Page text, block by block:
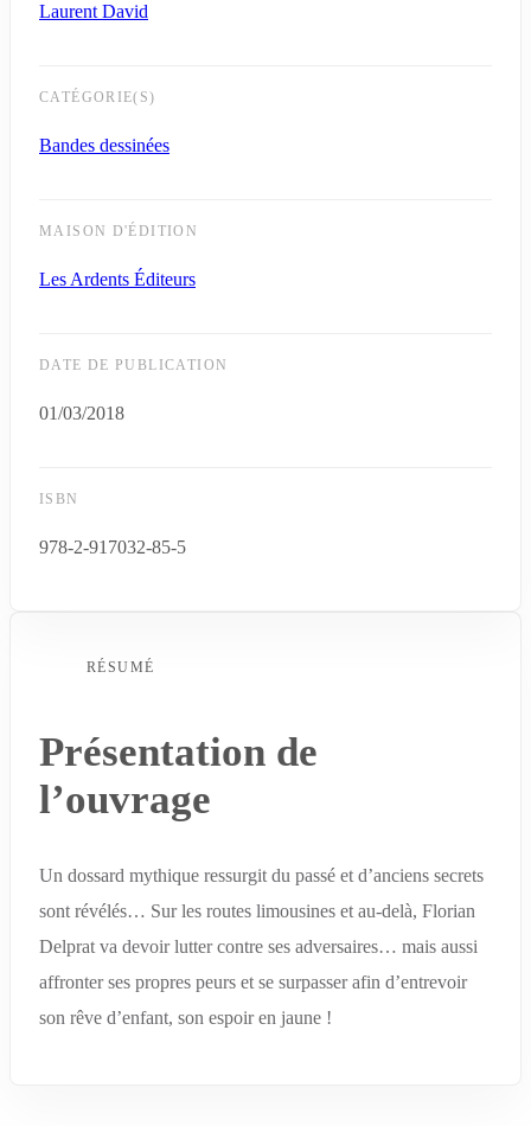
Laurent David
CATÉGORIE(S)
Bandes dessinées
MAISON D'ÉDITION
Les Ardents Éditeurs
DATE DE PUBLICATION
01/03/2018
ISBN
978-2-917032-85-5
RÉSUMÉ
Présentation de
l’ouvrage
Un dossard mythique ressurgit du passé et d’anciens secrets
sont révélés… Sur les routes limousines et au-delà, Florian
Delprat va devoir lutter contre ses adversaires… mais aussi
affronter ses propres peurs et se surpasser afin d’entrevoir
son rêve d’enfant, son espoir en jaune !